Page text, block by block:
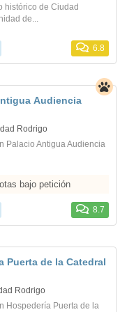
histórico de Ciudad
de...
6.8
Audiencia
Rodrigo
Palacio Antigua Audiencia
bajo petición
8.7
Puerta de la Catedral
Rodrigo
Hospedería Puerta de la